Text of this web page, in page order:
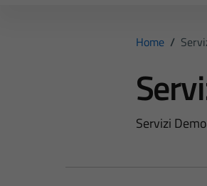
Home /
Servizi